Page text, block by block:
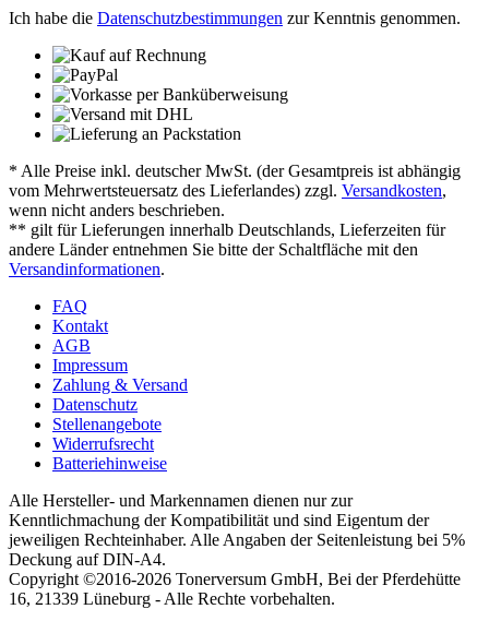
Ich habe die Datenschutzbestimmungen zur Kenntnis genommen.
* Alle Preise inkl. deutscher MwSt. (der Gesamtpreis ist abhängig
vom Mehrwertsteuersatz des Lieferlandes) zzgl. Versandkosten,
wenn nicht anders beschrieben.
** gilt für Lieferungen innerhalb Deutschlands, Lieferzeiten für
andere Länder entnehmen Sie bitte der Schaltfläche mit den
Versandinformationen.
FAQ
Kontakt
AGB
Impressum
Zahlung & Versand
Datenschutz
Stellenangebote
Widerrufsrecht
Batteriehinweise
Alle Hersteller- und Markennamen dienen nur zur
Kenntlichmachung der Kompatibilität und sind Eigentum der
jeweiligen Rechteinhaber. Alle Angaben der Seitenleistung bei 5%
Deckung auf DIN-A4.
Copyright ©2016-2026 Tonerversum GmbH, Bei der Pferdehütte
16, 21339 Lüneburg - Alle Rechte vorbehalten.